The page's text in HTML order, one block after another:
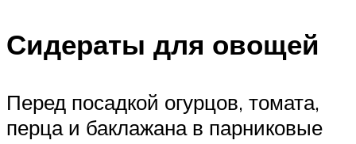
Сидераты для овощей
Перед посадкой огурцов, томата,
перца и баклажана в парниковые